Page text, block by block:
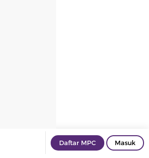
Daftar MPC Masuk